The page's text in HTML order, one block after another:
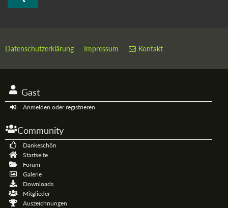
Datenschutzerklärung Impressum Kontakt
Gast
Anmelden oder registrieren
Community
Dankeschön
Startseite
Forum
Galerie
Downloads
Mitglieder
Auszeichnungen